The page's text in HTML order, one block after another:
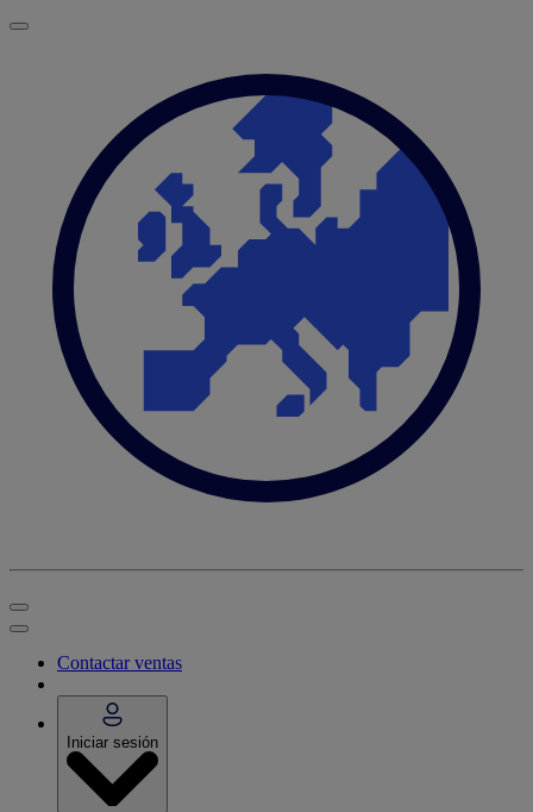
Contactar ventas
Iniciar sesión